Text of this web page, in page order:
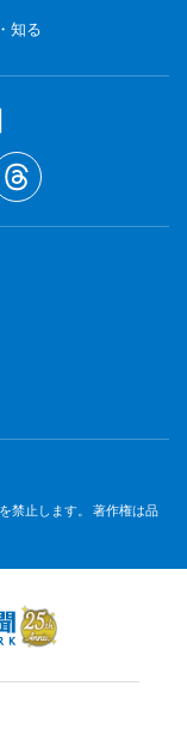
知る
禁止します。 著作権は品